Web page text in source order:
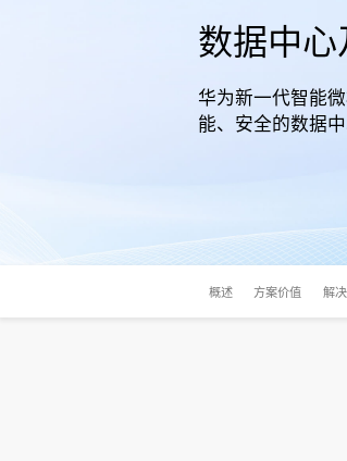
数据中
华为新一代智能
能、安全的数据中
概述 方案价值 解